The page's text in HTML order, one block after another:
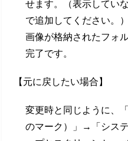
せます。（表示してい
で追加してください。）
画像が格納されたフォ
完了です。
【元に戻したい場合】
変更時と同じように、
のマーク）」→「シス